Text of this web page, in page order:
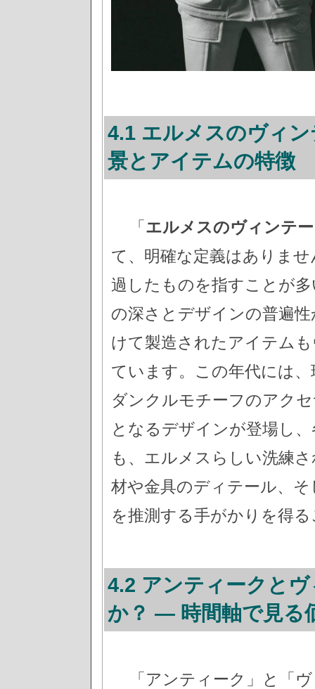
4.1 エルメスのヴィ
景とアイテムの特徴
「エルメスのヴィンテ
て、明確な定義はありま
過したものを指すことが
の深さとデザインの普遍
けて製造されたアイテム
ています。この年代には
ダンクルモチーフのアク
となるデザインが登場し
も、エルメスらしい洗練
材や金具のディテール、
を推測する手がかりを得
4.2 アンティークと
か？ — 時間軸で見る
「アンティーク」と「